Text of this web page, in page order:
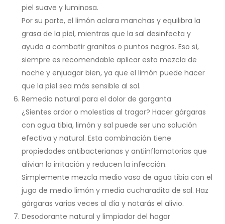
piel suave y luminosa.
Por su parte, el limón aclara manchas y equilibra la
grasa de la piel, mientras que la sal desinfecta y
ayuda a combatir granitos o puntos negros. Eso sí,
siempre es recomendable aplicar esta mezcla de
noche y enjuagar bien, ya que el limón puede hacer
que la piel sea más sensible al sol.
Remedio natural para el dolor de garganta
¿Sientes ardor o molestias al tragar? Hacer gárgaras
con agua tibia, limón y sal puede ser una solución
efectiva y natural. Esta combinación tiene
propiedades antibacterianas y antiinflamatorias que
alivian la irritación y reducen la infección.
Simplemente mezcla medio vaso de agua tibia con el
jugo de medio limón y media cucharadita de sal. Haz
gárgaras varias veces al día y notarás el alivio.
Desodorante natural y limpiador del hogar